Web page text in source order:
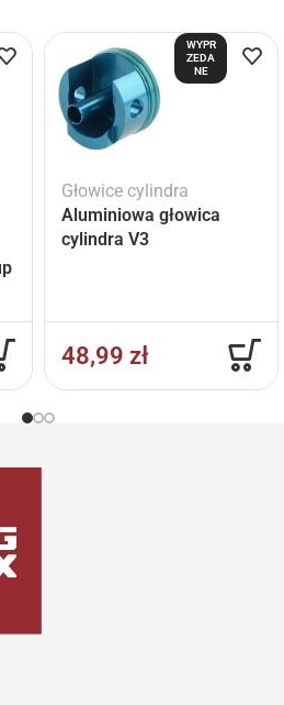
WYPR
ZEDA
NE
Głowice cylindra
Aluminiowa głowica
cylindra V3
48,99 zł